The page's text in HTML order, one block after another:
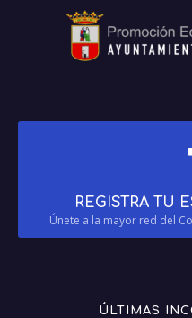
REGISTRA TU
Únete a la mayor red del
ÚLTIMAS